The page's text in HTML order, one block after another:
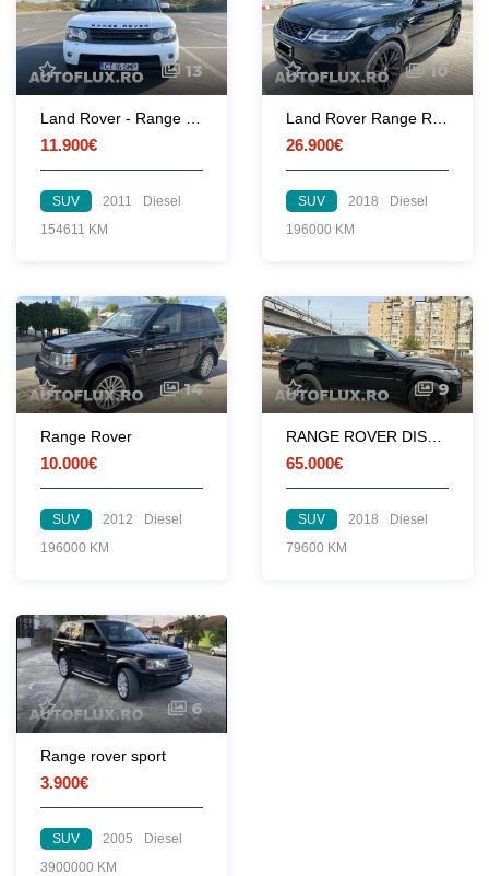
13
Land Rover - Range Rover Sport
11.900€
SUV 2011
Diesel
154611 KM
10
Land Rover Range Rover Sport 3.0D 2018 Sunroof HUD Perne Piele NAVI LED 26900-euro
26.900€
SUV 2018
Diesel
196000 KM
14
Range Rover
10.000€
SUV 2012
Diesel
196000 KM
9
RANGE ROVER DISCOVERY SPORT
65.000€
SUV 2018
Diesel
79600 KM
6
Range rover sport
3.900€
SUV 2005
Diesel
3900000 KM